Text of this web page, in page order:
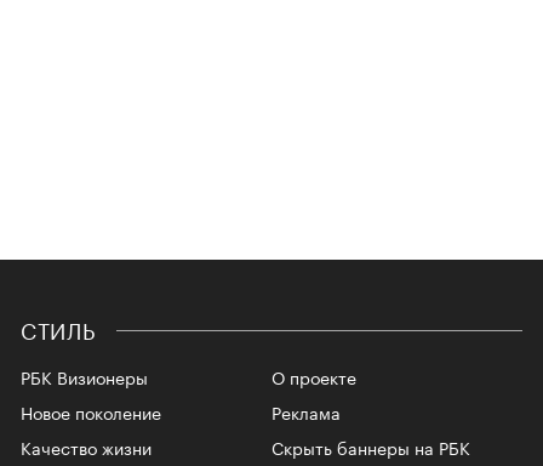
СТИЛЬ
РБК Визионеры
Новое поколение
Качество жизни
О проекте
Реклама
Скрыть баннеры на РБК